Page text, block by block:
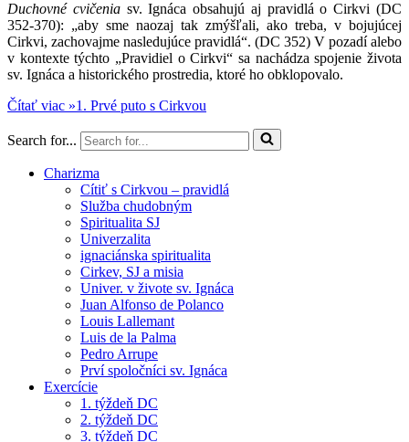
Duchovné cvičeniasv. Ignáca obsahujú aj pravidlá o Cirkvi (DC
352-370): „aby sme naozaj tak zmýšľali, ako treba, v bojujúcej
Cirkvi, zachovajme nasledujúce pravidlá“. (DC 352) V pozadí alebo
v kontexte týchto „Pravidiel o Cirkvi“ sa nachádza spojenie života
sv. Ignáca a historického prostredia, ktoré ho obklopovalo.
Čítať viac »1. Prvé puto s Cirkvou
Search for...
Charizma
Cítiť s Cirkvou – pravidlá
Služba chudobným
Spiritualita SJ
Univerzalita
ignaciánska spiritualita
Cirkev, SJ a misia
Univer. v živote sv. Ignáca
Juan Alfonso de Polanco
Louis Lallemant
Luis de la Palma
Pedro Arrupe
Prví spoločníci sv. Ignáca
Exercície
1. týždeň DC
2. týždeň DC
3. týždeň DC